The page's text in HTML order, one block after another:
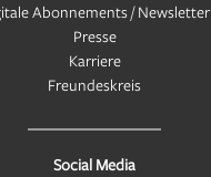
Abonnements / Newsletter
Presse
Karriere
Freundeskreis
Social Media